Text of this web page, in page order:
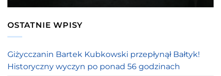
OSTATNIE WPISY
Giżycczanin Bartek Kubkowski przepłynął Bałtyk!
Historyczny wyczyn po ponad 56 godzinach